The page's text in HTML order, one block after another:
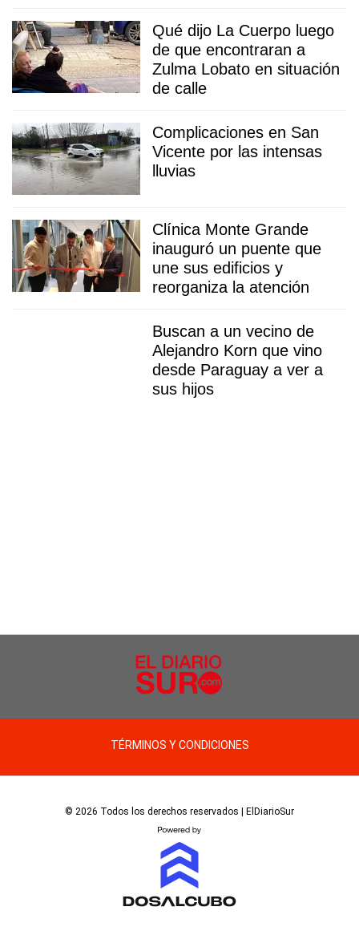
Qué dijo La Cuerpo luego
de que encontraran a
Zulma Lobato en situación
de calle
Complicaciones en San
Vicente por las intensas
lluvias
Clínica Monte Grande
inauguró un puente que
une sus edificios y
reorganiza la atención
Buscan a un vecino de
Alejandro Korn que vino
desde Paraguay a ver a
sus hijos
TÉRMINOS Y CONDICIONES
© 2026 Todos los derechos reservados | ElDiarioSur